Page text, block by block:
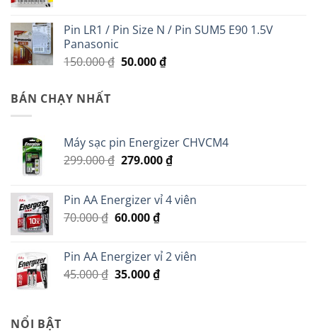
Pin LR1 / Pin Size N / Pin SUM5 E90 1.5V
Panasonic
150.000₫ Giá
50.000₫Giá
BÁN CHẠY NHẤT
Máy sạc pin Energizer CHVCM4
299.000₫ Giá
299.000 ₫.
279.000₫Giá
là:
Pin AA Energizer vỉ 4 viên
70.000₫ Giá
70.000 ₫.
60.000₫Giá
là:
60.000 ₫.
Pin AA Energizer vỉ 2 viên
45.000₫ Giá
35.000₫Giá
NỔI BẬT